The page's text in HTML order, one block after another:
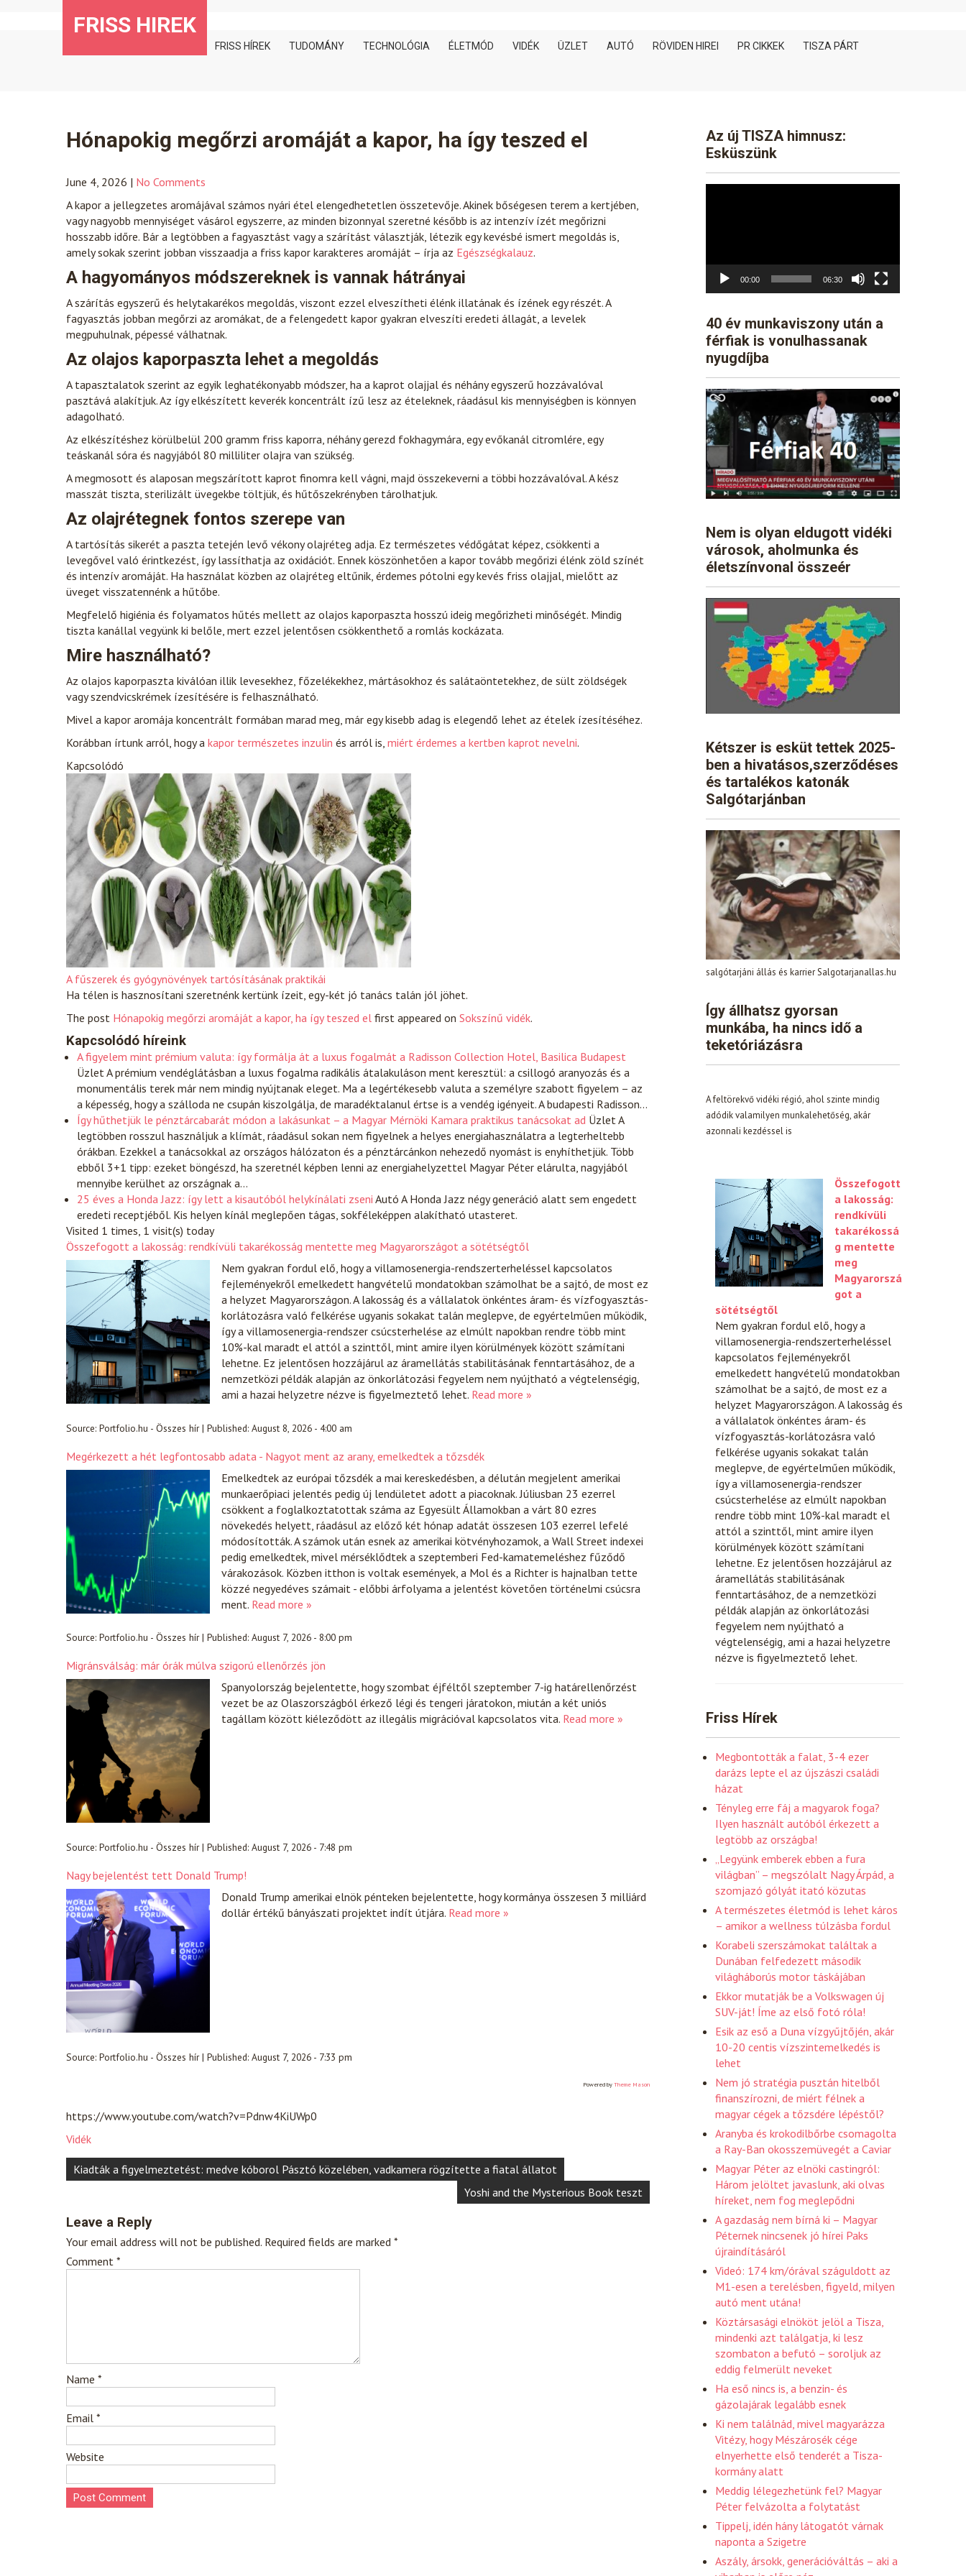
FRISS HIREK
FRISS HÍREK TUDOMÁNY TECHNOLÓGIA ÉLETMÓD VIDÉK ÜZLET AUTÓ RÖVIDEN HIREI PR CIKKEK TISZA PÁRT
Hónapokig megőrzi aromáját a kapor, ha így teszed el
June 4, 2026 | No Comments
A kapor a jellegzetes aromájával számos nyári étel elengedhetetlen összetevője. Akinek bőségesen terem a kertjében,
vagy nagyobb mennyiséget vásárol egyszerre, az minden bizonnyal szeretné később is az intenzív ízét megőrizni
hosszabb időre. Bár a legtöbben a fagyasztást vagy a szárítást választják, létezik egy kevésbé ismert megoldás is,
amely sokak szerint jobban visszaadja a friss kapor karakteres aromáját – írja az Egészségkalauz.
A hagyományos módszereknek is vannak hátrányai
A szárítás egyszerű és helytakarékos megoldás, viszont ezzel elveszítheti élénk illatának és ízének egy részét. A
fagyasztás jobban megőrzi az aromákat, de a felengedett kapor gyakran elveszíti eredeti állagát, a levelek
megpuhulnak, pépessé válhatnak.
Az olajos kaporpaszta lehet a megoldás
A tapasztalatok szerint az egyik leghatékonyabb módszer, ha a kaprot olajjal és néhány egyszerű hozzávalóval
pasztává alakítjuk. Az így elkészített keverék koncentrált ízű lesz az ételeknek, ráadásul kis mennyiségben is könnyen
adagolható.
Az elkészítéshez körülbelül 200 gramm friss kaporra, néhány gerezd fokhagymára, egy evőkanál citromlére, egy
teáskanál sóra és nagyjából 80 milliliter olajra van szükség.
A megmosott és alaposan megszárított kaprot finomra kell vágni, majd összekeverni a többi hozzávalóval. A kész
masszát tiszta, sterilizált üvegekbe töltjük, és hűtőszekrényben tárolhatjuk.
Az olajrétegnek fontos szerepe van
A tartósítás sikerét a paszta tetején levő vékony olajréteg adja. Ez természetes védőgátat képez, csökkenti a
levegővel való érintkezést, így lassíthatja az oxidációt. Ennek köszönhetően a kapor tovább megőrizi élénk zöld színét
és intenzív aromáját. Ha használat közben az olajréteg eltűnik, érdemes pótolni egy kevés friss olajjal, mielőtt az
üveget visszatennénk a hűtőbe.
Megfelelő higiénia és folyamatos hűtés mellett az olajos kaporpaszta hosszú ideig megőrizheti minőségét. Mindig
tiszta kanállal vegyünk ki belőle, mert ezzel jelentősen csökkenthető a romlás kockázata.
Mire használható?
Az olajos kaporpaszta kiválóan illik levesekhez, főzelékekhez, mártásokhoz és salátaöntetekhez, de sült zöldségek
vagy szendvicskrémek ízesítésére is felhasználható.
Mivel a kapor aromája koncentrált formában marad meg, már egy kisebb adag is elegendő lehet az ételek ízesítéséhez.
Korábban írtunk arról, hogy a kapor természetes inzulin és arról is, miért érdemes a kertben kaprot nevelni.
Kapcsolódó
A fűszerek és gyógynövények tartósításának praktikái
Ha télen is hasznosítani szeretnénk kertünk ízeit, egy-két jó tanács talán jól jöhet.
The post Hónapokig megőrzi aromáját a kapor, ha így teszed el first appeared on Sokszínű vidék.
Kapcsolódó híreink
A figyelem mint prémium valuta: így formálja át a luxus fogalmát a Radisson Collection Hotel, Basilica Budapest
ÜzletA prémium vendéglátásban a luxus fogalma radikális átalakuláson ment keresztül: a csillogó aranyozás és a
monumentális terek már nem mindig nyújtanak eleget. Ma a legértékesebb valuta a személyre szabott figyelem – az
a képesség, hogy a szálloda ne csupán kiszolgálja, de maradéktalanul értse is a vendég igényeit. A budapesti Radisson…
Így hűthetjük le pénztárcabarát módon a lakásunkat – a Magyar Mérnöki Kamara praktikus tanácsokat ad ÜzletA
legtöbben rosszul használjuk a klímát, ráadásul sokan nem figyelnek a helyes energiahasználatra a legterheltebb
órákban. Ezekkel a tanácsokkal az országos hálózaton és a pénztárcánkon nehezedő nyomást is enyhíthetjük. Több
ebből 3+1 tipp: ezeket böngészd, ha szeretnél képben lenni az energiahelyzettel Magyar Péter elárulta, nagyjából
mennyibe kerülhet az országnak a…
25 éves a Honda Jazz: így lett a kisautóból helykínálati zseni Autó A Honda Jazz négy generáció alatt sem engedett
eredeti receptjéből. Kis helyen kínál meglepően tágas, sokféleképpen alakítható utasteret.
Visited 1 times, 1 visit(s) today
Összefogott a lakosság: rendkívüli takarékosság mentette meg Magyarországot a sötétségtől
Nem gyakran fordul elő, hogy a villamosenergia-rendszerterheléssel kapcsolatos
fejleményekről emelkedett hangvételű mondatokban számolhat be a sajtó, de most ez
a helyzet Magyarországon. A lakosság és a vállalatok önkéntes áram- és vízfogyasztás-
korlátozásra való felkérése ugyanis sokakat talán meglepve, de egyértelműen működik,
így a villamosenergia-rendszer csúcsterhelése az elmúlt napokban rendre több mint
10%-kal maradt el attól a szinttől, mint amire ilyen körülmények között számítani
lehetne. Ez jelentősen hozzájárul az áramellátás stabilitásának fenntartásához, de a
nemzetközi példák alapján az önkorlátozási fegyelem nem nyújtható a végtelenségig,
ami a hazai helyzetre nézve is figyelmeztető lehet. Read more »
Source: Portfolio.hu - Összes hír| Published: August 8, 2026 - 4:00 am
Megérkezett a hét legfontosabb adata - Nagyot ment az arany, emelkedtek a tőzsdék
Emelkedtek az európai tőzsdék a mai kereskedésben, a délután megjelent amerikai
munkaerőpiaci jelentés pedig új lendületet adott a piacoknak. Júliusban 23 ezerrel
csökkent a foglalkoztatottak száma az Egyesült Államokban a várt 80 ezres
növekedés helyett, ráadásul az előző két hónap adatát összesen 103 ezerrel lefelé
módosították. A számok után esnek az amerikai kötvényhozamok, a Wall Street indexei
pedig emelkedtek, mivel mérséklődtek a szeptemberi Fed-kamatemeléshez fűződő
várakozások. Közben itthon is voltak események, a Mol és a Richter is hajnalban tette
közzé negyedéves számait - előbbi árfolyama a jelentést követően történelmi csúcsra
ment. Read more »
Source: Portfolio.hu - Összes hír| Published: August 7, 2026 - 8:00 pm
Migránsválság: már órák múlva szigorú ellenőrzés jön
Spanyolország bejelentette, hogy szombat éjféltől szeptember 7-ig határellenőrzést
vezet be az Olaszországból érkező légi és tengeri járatokon, miután a két uniós
tagállam között kiéleződött az illegális migrációval kapcsolatos vita. Read more »
Source: Portfolio.hu - Összes hír| Published: August 7, 2026 - 7:48 pm
Nagy bejelentést tett Donald Trump!
Donald Trump amerikai elnök pénteken bejelentette, hogy kormánya összesen 3 milliárd
dollár értékű bányászati projektet indít útjára. Read more »
Source: Portfolio.hu - Összes hír| Published: August 7, 2026 - 7:33 pm
Powered by Theme Mason
https://www.youtube.com/watch?v=Pdnw4KiUWp0
Vidék
Post
navigation
Kiadták a figyelmeztetést: medve kóborol Pásztó közelében, vadkamera rögzítette a fiatal állatot
Yoshi and the Mysterious Book teszt
Leave a Reply
Your email address will not be published. Required fields are marked *
Comment *
Name *
Email *
Website
Az új TISZA himnusz:
Esküszünk
00:00 06:30
40 év munkaviszony után a
férfiak is vonulhassanak
nyugdíjba
Nem is olyan eldugott vidéki
városok, aholmunka és
életszínvonal összeér
Kétszer is esküt tettek 2025-
ben a hivatásos,szerződéses
és tartalékos katonák
Salgótarjánban
salgótarjáni állás és karrier Salgotarjanallas.hu
Így állhatsz gyorsan
munkába, ha nincs idő a
teketóriázásra
A feltörekvő vidéki régió, ahol szinte mindig
adódik valamilyen munkalehetőség, akár
azonnali kezdéssel is
Összefogott
a lakosság:
rendkívüli
takarékossá
g mentette
meg
Magyarorszá
got a
sötétségtől
Nem gyakran fordul elő, hogy a
villamosenergia-rendszerterheléssel
kapcsolatos fejleményekről
emelkedett hangvételű mondatokban
számolhat be a sajtó, de most ez a
helyzet Magyarországon. A lakosság és
a vállalatok önkéntes áram- és
vízfogyasztás-korlátozásra való
felkérése ugyanis sokakat talán
meglepve, de egyértelműen működik,
így a villamosenergia-rendszer
csúcsterhelése az elmúlt napokban
rendre több mint 10%-kal maradt el
attól a szinttől, mint amire ilyen
körülmények között számítani
lehetne. Ez jelentősen hozzájárul az
áramellátás stabilitásának
fenntartásához, de a nemzetközi
példák alapján az önkorlátozási
fegyelem nem nyújtható a
végtelenségig, ami a hazai helyzetre
nézve is figyelmeztető lehet.
Friss Hírek
Megbontották a falat, 3-4 ezer
darázs lepte el az újszászi családi
házat
Tényleg erre fáj a magyarok foga?
Ilyen használt autóból érkezett a
legtöbb az országba!
„Legyünk emberek ebben a fura
világban” – megszólalt Nagy Árpád, a
szomjazó gólyát itató közutas
A természetes életmód is lehet káros
– amikor a wellness túlzásba fordul
Korabeli szerszámokat találtak a
Dunában felfedezett második
világháborús motor táskájában
Ekkor mutatják be a Volkswagen új
SUV-ját! Íme az első fotó róla!
Esik az eső a Duna vízgyűjtőjén, akár
10-20 centis vízszintemelkedés is
lehet
Nem jó stratégia pusztán hitelből
finanszírozni, de miért félnek a
magyar cégek a tőzsdére lépéstől?
Aranyba és krokodilbőrbe csomagolta
a Ray-Ban okosszemüvegét a Caviar
Magyar Péter az elnöki castingról:
Három jelöltet javaslunk, aki olvas
híreket, nem fog meglepődni
A gazdaság nem bírná ki – Magyar
Péternek nincsenek jó hírei Paks
újraindításáról
Videó: 174 km/órával száguldott az
M1-esen a terelésben, figyeld, milyen
autó ment utána!
Köztársasági elnököt jelöl a Tisza,
mindenki azt találgatja, ki lesz
szombaton a befutó – soroljuk az
eddig felmerült neveket
Ha eső nincs is, a benzin- és
gázolajárak legalább esnek
Ki nem találnád, mivel magyarázza
Vitézy, hogy Mészárosék cége
elnyerhette első tenderét a Tisza-
kormány alatt
Meddig lélegezhetünk fel? Magyar
Péter felvázolta a folytatást
Tippelj, idén hány látogatót várnak
naponta a Szigetre
Aszály, ársokk, generációváltás – aki a